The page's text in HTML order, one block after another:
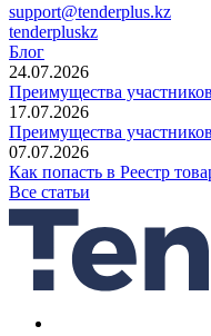
support@tenderplus.kz
tenderpluskz
Блог
24.07.2026
Преимущества
17.07.2026
Преимущества
07.07.2026
Как попасть в Реестр
Все статьи